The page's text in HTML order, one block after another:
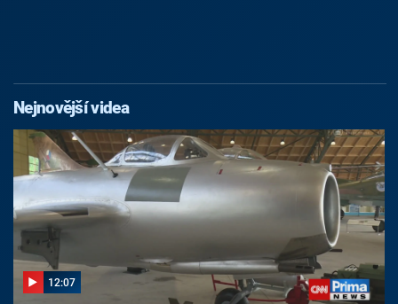
Nejnovější videa
12:07